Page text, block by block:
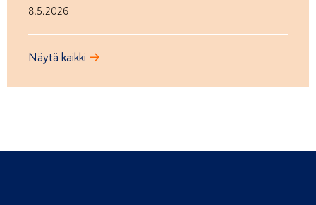
8.5.2026
Näytä kaikki